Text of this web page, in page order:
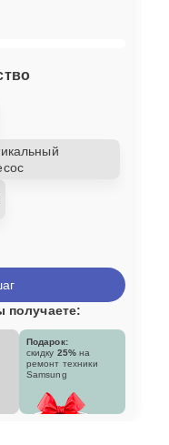
получаете:
Подарок:
скидку 25% на
ремонт техники
Samsung